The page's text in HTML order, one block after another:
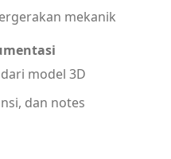
mekanik
model 3D
dan notes